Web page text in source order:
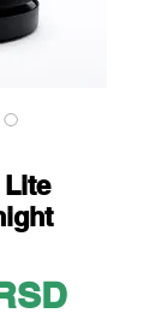
Price